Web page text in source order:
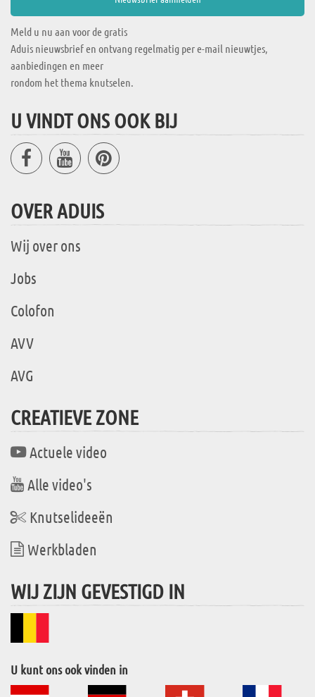
Meld u nu aan voor de gratis
Aduis nieuwsbrief en ontvang regelmatig per e-mail nieuwtjes,
aanbiedingen en meer
rondom het thema knutselen.
U VINDT ONS OOK BIJ
OVER ADUIS
Wij over ons
Jobs
Colofon
AVV
AVG
CREATIEVE ZONE
Actuele video
Alle video's
Knutselideeën
Werkbladen
WIJ ZIJN GEVESTIGD IN
U kunt ons ook vinden in